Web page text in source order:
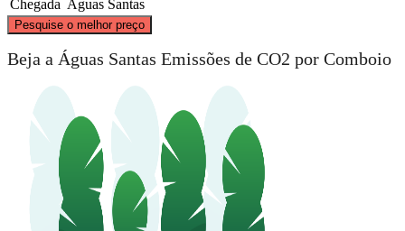
Chegada Águas Santas
Pesquise o melhor preço
Beja a Águas Santas Emissões de CO2 por Comboio